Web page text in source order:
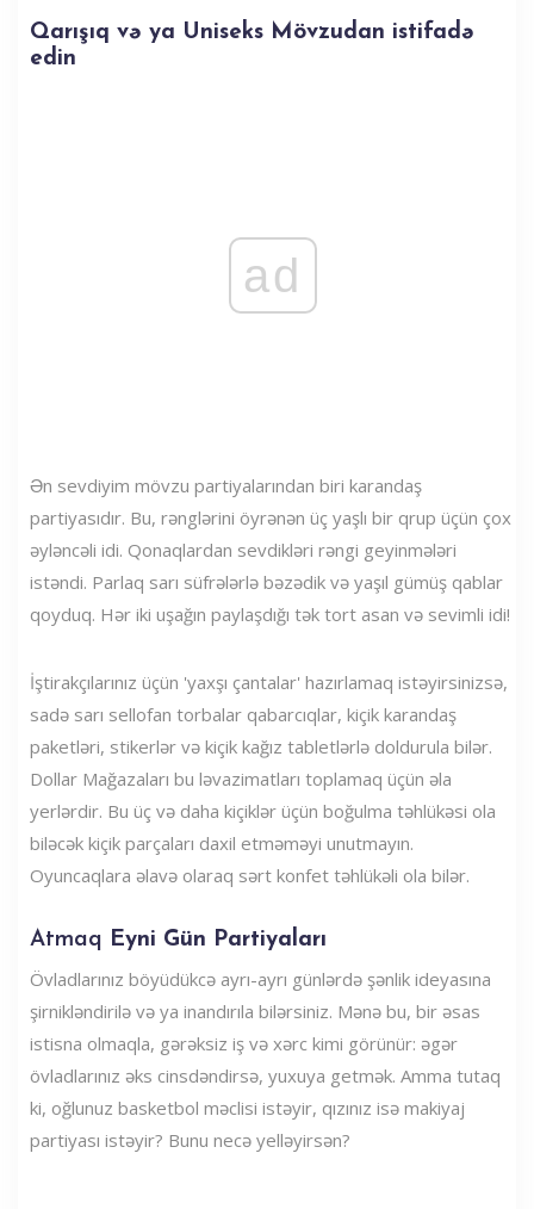
Qarışıq və ya Uniseks Mövzudan istifadə
edin
ad
Ən sevdiyim mövzu partiyalarından biri karandaş
partiyasıdır. Bu, rənglərini öyrənən üç yaşlı bir qrup üçün çox
əyləncəli idi. Qonaqlardan sevdikləri rəngi geyinmələri
istəndi. Parlaq sarı süfrələrlə bəzədik və yaşıl gümüş qablar
qoyduq. Hər iki uşağın paylaşdığı tək tort asan və sevimli idi!
İştirakçılarınız üçün 'yaxşı çantalar' hazırlamaq istəyirsinizsə,
sadə sarı sellofan torbalar qabarcıqlar, kiçik karandaş
paketləri, stikerlər və kiçik kağız tabletlərlə doldurula bilər.
Dollar Mağazaları bu ləvazimatları toplamaq üçün əla
yerlərdir. Bu üç və daha kiçiklər üçün boğulma təhlükəsi ola
biləcək kiçik parçaları daxil etməməyi unutmayın.
Oyuncaqlara əlavə olaraq sərt konfet təhlükəli ola bilər.
Atmaq Eyni Gün Partiyaları
Övladlarınız böyüdükcə ayrı-ayrı günlərdə şənlik ideyasına
şirnikləndirilə və ya inandırıla bilərsiniz. Mənə bu, bir əsas
istisna olmaqla, gərəksiz iş və xərc kimi görünür: əgər
övladlarınız əks cinsdəndirsə, yuxuya getmək. Amma tutaq
ki, oğlunuz basketbol məclisi istəyir, qızınız isə makiyaj
partiyası istəyir? Bunu necə yelləyirsən?